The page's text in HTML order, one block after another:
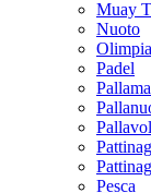
Muay
Nuoto
Padel
Pesca